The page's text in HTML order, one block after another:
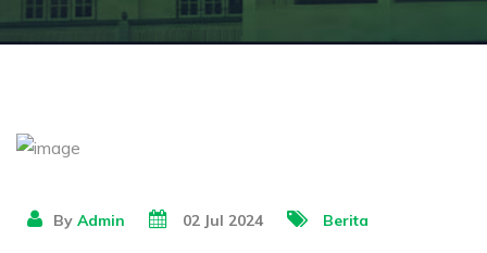
By Admin 02 Jul 2024 Berita